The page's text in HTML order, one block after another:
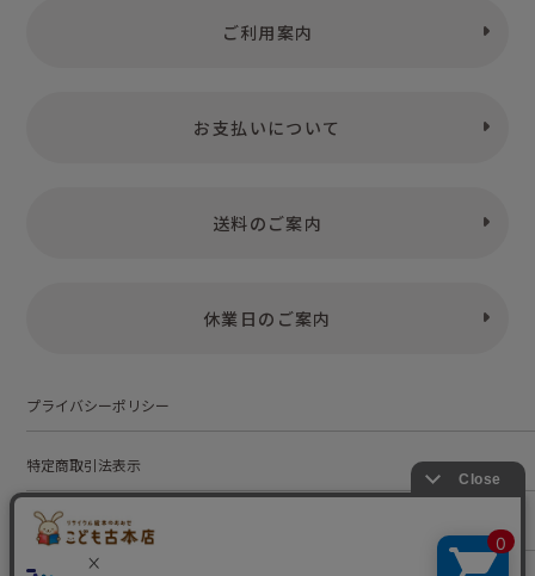
ご利用案内
お支払いについて
送料のご案内
休業日のご案内
プライバシーポリシー
特定商取引法表示
お問い合わせ